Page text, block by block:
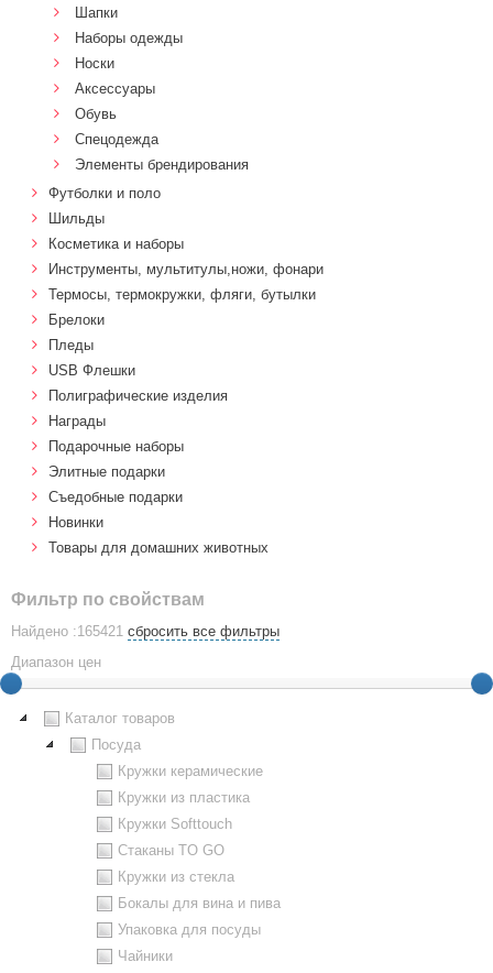
Шапки
Наборы одежды
Носки
Аксессуары
Обувь
Спецодежда
Элементы брендирования
Футболки и поло
Шильды
Косметика и наборы
Инструменты, мультитулы,ножи, фонари
Термосы, термокружки, фляги, бутылки
Брелоки
Пледы
USB Флешки
Полиграфические изделия
Награды
Подарочные наборы
Элитные подарки
Cъедобные подарки
Новинки
Товары для домашних животных
Фильтр по свойствам
Найдено :165421 сбросить все фильтры
Диапазон цен
Каталог товаров
Посуда
Кружки керамические
Кружки из пластика
Кружки Softtouch
Стаканы TO GO
Кружки из стекла
Бокалы для вина и пива
Упаковка для посуды
Чайники